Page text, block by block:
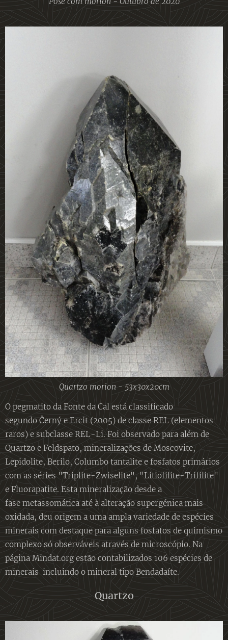
Quartzo morion - 53x30x20cm
O pegmatito da Fonte da Cal está classificado
segundo Černý e Ercit (2005) de classe REL (elementos
raros) e subclasse REL-Li. Foi observado para além de
Quartzo e Feldspato, mineralizações de Moscovite,
Lepidolite, Berilo, Columbo tantalite e fosfatos primários
com as séries "Triplite-Zwiselite", "Litiofilite-Trifilite"
e Fluorapatite. Esta mineralização desde a
fase metassomática até à alteração supergénica mais
oxidada, deu origem a uma ampla variedade de espécies
minerais com destaque para alguns fosfatos de quimismo
complexo só observáveis através de microscópio. Na
página Mindat.org estão contabilizados 106 espécies de
minerais incluindo o mineral tipo Bendadaíte.
Quartzo